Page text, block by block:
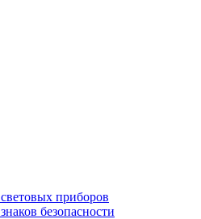
приборов
безопасности